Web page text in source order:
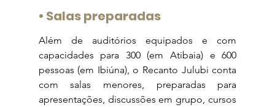
• Salas preparadas
Além de auditórios equipados e com
capacidades para 300 (em Atibaia) e 600
pessoas (em Ibiúna), o Recanto Julubi conta
com salas menores, preparadas para
apresentações, discussões em grupo, cursos